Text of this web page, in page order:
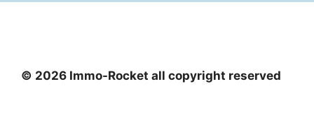
© 2026 Immo-Rocket all copyright reserved